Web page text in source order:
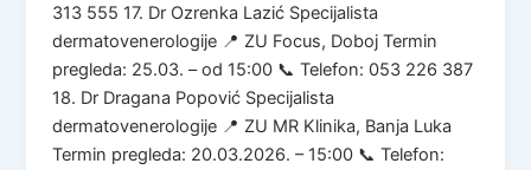
313 555 17. Dr Ozrenka Lazić Specijalista
dermatovenerologije 📍 ZU Focus, Doboj Termin
pregleda: 25.03. – od 15:00 📞 Telefon: 053 226 387
18. Dr Dragana Popović Specijalista
dermatovenerologije 📍 ZU MR Klinika, Banja Luka
Termin pregleda: 20.03.2026. – 15:00 📞 Telefon: